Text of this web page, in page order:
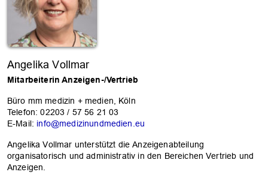
Angelika Vollmar
Mitarbeiterin Anzeigen-/Vertrieb
Büro mm medizin + medien, Köln
Telefon: 02203 / 57 56 21 03
E-Mail: info@medizinundmedien.eu
Angelika Vollmar unterstützt die Anzeigenabteilung
organisatorisch und administrativ in den Bereichen Vertrieb und
Anzeigen.